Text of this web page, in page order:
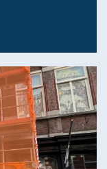
Leestijd
4 minuten